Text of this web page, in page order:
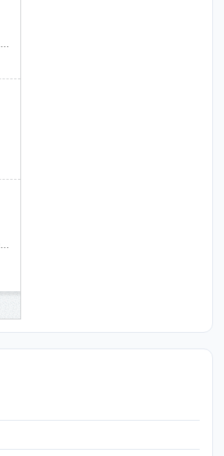
Salewa Jr Wildfire 2 Navy Blazer Java Blue
Casio Vintage ABL-100WE-1AEF